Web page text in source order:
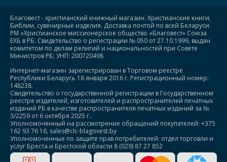
Благовест - христианский книжный магазин. Христианские книги,
Библии, сувенирные изделия. Доставка почтой по всей Беларуси.
РМ «Христианское миссионерское общество «Благовест» Союза
ЕХБ в РБ. Свидетельство о регистрации № 050 от 27.10.1999, выдан
комитетом по делам религий и национальностей при Совете
Министров РБ; УНП: 200720498
Интернет-магазин зарегистрирован в Торговом реестре
Республики Беларусь 18 января 2016 г. Регистрационный номер:
148238.
Свидетельство о государственной регистрации в Государственном
реестре издателей, изготовителей и распространителей печатных
изданий РБ в качестве распространителя печатных изданий за №
3/2259 от 6 октября 2025 г..
Уполномоченный на рассмотрение обращений покупателей: +375
162 93 76 16, sales@clc-blagovest.by
Уполномоченные по защите прав потребителей: отдел торговли и
услуг Бреста и Брестской области 8 (029) 87 27 852